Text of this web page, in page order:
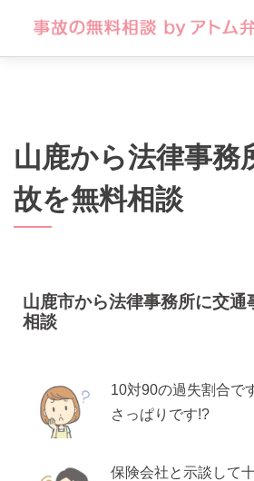
山鹿から法律事務
故を無料相談
山鹿市から法律事務所に交通
相談
10対90の過失割合で
さっぱりです!?
保険会社と示談して